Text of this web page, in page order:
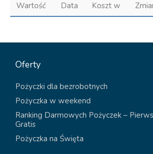
Wartość Data Koszt w
Oferty
Pożyczki dla bezrobotnych
Pożyczka w weekend
Ranking Darmowych Pożyczek –
Gratis
Pożyczka na Święta